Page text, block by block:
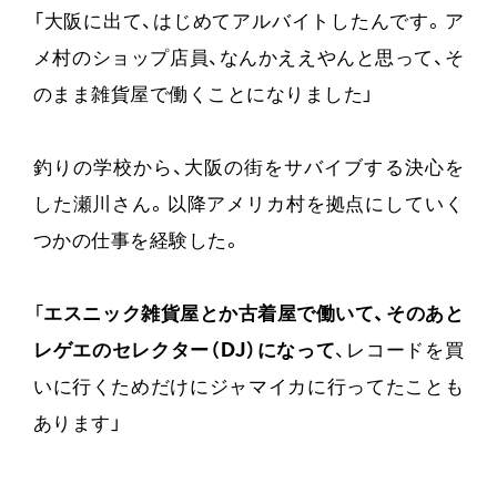
「大阪に出て、はじめてアルバイトしたんです。ア
メ村のショップ店員、なんかええやんと思って、そ
のまま雑貨屋で働くことになりました」
釣りの学校から、大阪の街をサバイブする決心を
した瀬川さん。以降アメリカ村を拠点にしていく
つかの仕事を経験した。
「 エスニック雑貨屋とか古着屋で働いて、そのあと
レゲエのセレクター（DJ）になって、レコードを買
いに行くためだけにジャマイカに行ってたことも
あります」